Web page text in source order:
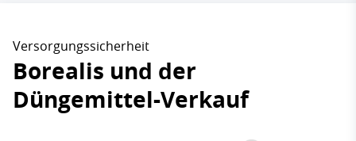
Versorgungssicherheit
Borealis und der
Düngemittel-Verkauf